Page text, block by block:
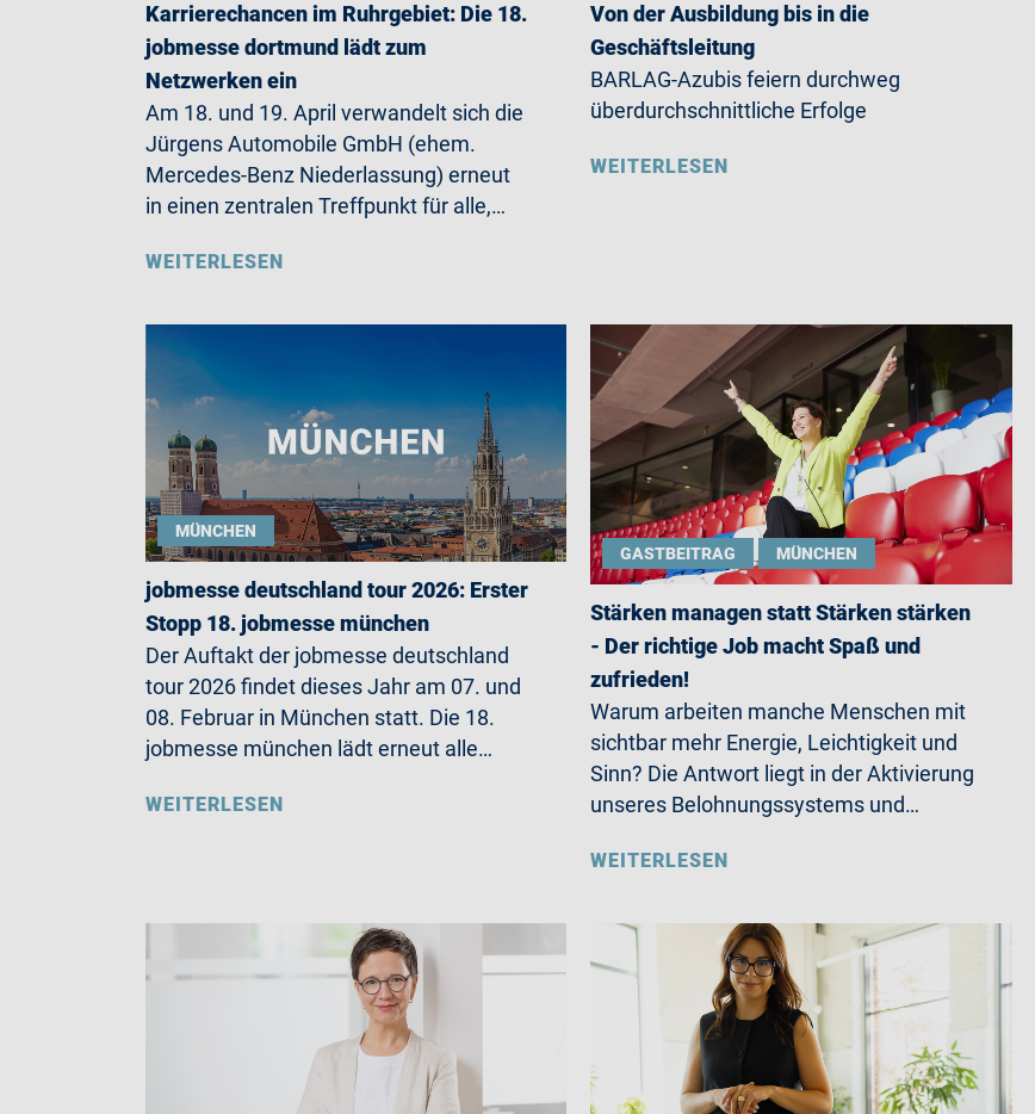
Karrierechancen im Ruhrgebiet: Die 18.
jobmesse dortmund lädt zum
Netzwerken ein
Am 18. und 19. April verwandelt sich die
Jürgens Automobile GmbH (ehem.
Mercedes-Benz Niederlassung) erneut
in einen zentralen Treffpunkt für alle,…
WEITERLESEN
Von der Ausbildung bis in die
Geschäftsleitung
BARLAG-Azubis feiern durchweg
überdurchschnittliche Erfolge
WEITERLESEN
MÜNCHEN
jobmesse deutschland tour 2026: Erster
Stopp 18. jobmesse münchen
Der Auftakt der jobmesse deutschland
tour 2026 findet dieses Jahr am 07. und
08. Februar in München statt. Die 18.
jobmesse münchen lädt erneut alle…
WEITERLESEN
GASTBEITRAG MÜNCHEN
Stärken managen statt Stärken stärken
- Der richtige Job macht Spaß und
zufrieden!
Warum arbeiten manche Menschen mit
sichtbar mehr Energie, Leichtigkeit und
Sinn? Die Antwort liegt in der Aktivierung
unseres Belohnungssystems und…
WEITERLESEN